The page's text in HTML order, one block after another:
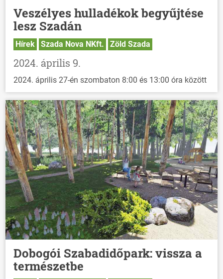
Veszélyes hulladékok begyűjtése
lesz Szadán
Hírek Szada Nova NKft. Zöld Szada
2024. április 9.
2024. április 27-én szombaton 8:00 és 13:00 óra között
Dobogói Szabadidőpark: vissza a
természetbe